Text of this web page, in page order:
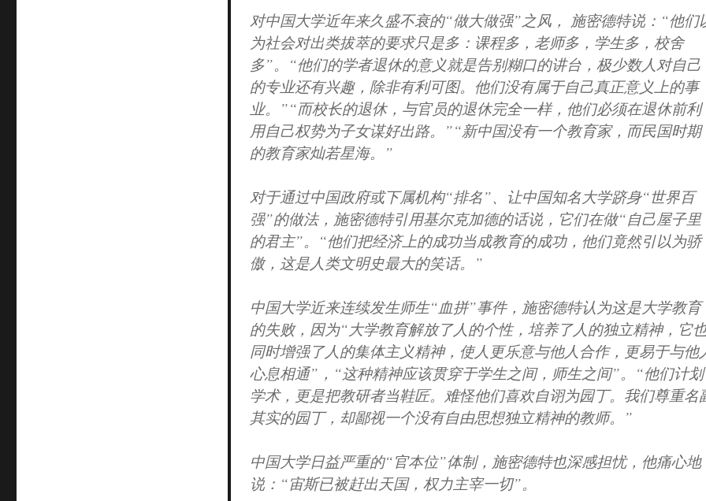
对中国大学近年来久盛不衰的“做大做强”之风， 施密德特说：“他们
为社会对出类拔萃的要求只是多：课程多，老师多，学生多，校舍
多”。“他们的学者退休的意义就是告别糊口的讲台，极少数人对自己
的专业还有兴趣，除非有利可图。他们没有属于自己真正意义上的事
业。”“而校长的退休，与官员的退休完全一样，他们必须在退休前利
用自己权势为子女谋好出路。”“新中国没有一个教育家，而民国时期
的教育家灿若星海。”
对于通过中国政府或下属机构“排名”、让中国知名大学跻身“世界百
强”的做法，施密德特引用基尔克加德的话说，它们在做“自己屋子里
的君主”。“他们把经济上的成功当成教育的成功，他们竟然引以为骄
傲，这是人类文明史最大的笑话。”
中国大学近来连续发生师生“血拼”事件，施密德特认为这是大学教育
的失败，因为“大学教育解放了人的个性，培养了人的独立精神，它
同时增强了人的集体主义精神，使人更乐意与他人合作，更易于与他
心息相通”，“这种精神应该贯穿于学生之间，师生之间”。“他们计划
学术，更是把教研者当鞋匠。难怪他们喜欢自诩为园丁。我们尊重名
其实的园丁，却鄙视一个没有自由思想独立精神的教师。”
中国大学日益严重的“官本位”体制，施密德特也深感担忧，他痛心地
说：“宙斯已被赶出天国，权力主宰一切”。